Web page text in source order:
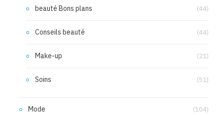
beauté Bons plans (44)
Conseils beauté (44)
Make-up (21)
Soins (51)
Mode (104)